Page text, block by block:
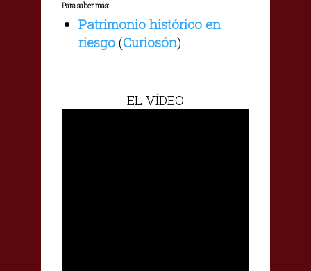
Para saber más:
Patrimonio histórico en
riesgo(Curiosón)
EL VÍDEO